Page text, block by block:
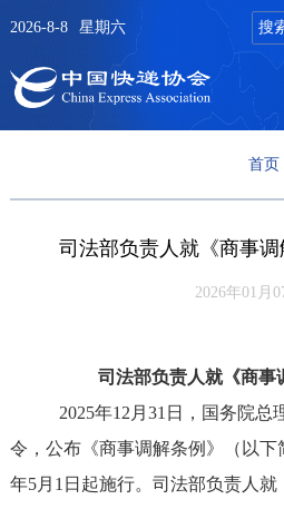
搜
2026-8-8 星期六
首页
司法部负责人就《商事
2026年01月
司法部负责人就《商事
2025年12月31日，国务院总
令，公布《商事调解条例》（以下
年5月1日起施行。 司法部负责人就